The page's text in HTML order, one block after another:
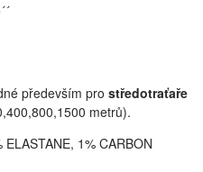
především prostředotraťaře
metrů).
ELASTANE, 1% CARBON